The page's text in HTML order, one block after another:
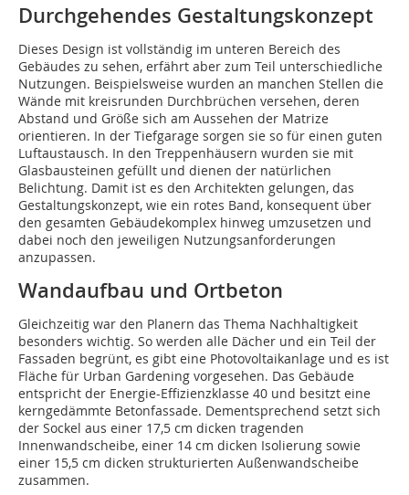
Durchgehendes Gestaltungskonzept
Dieses Design ist vollständig im unteren Bereich des
Gebäudes zu sehen, erfährt aber zum Teil unterschiedliche
Nutzungen. Beispielsweise wurden an manchen Stellen die
Wände mit kreisrunden Durchbrüchen versehen, deren
Abstand und Größe sich am Aussehen der Matrize
orientieren. In der Tiefgarage sorgen sie so für einen guten
Luftaustausch. In den Treppenhäusern wurden sie mit
Glasbausteinen gefüllt und dienen der natürlichen
Belichtung. Damit ist es den Architekten gelungen, das
Gestaltungskonzept, wie ein rotes Band, konsequent über
den gesamten Gebäudekomplex hinweg umzusetzen und
dabei noch den jeweiligen Nutzungsanforderungen
anzupassen.
Wandaufbau und Ortbeton
Gleichzeitig war den Planern das Thema Nachhaltigkeit
besonders wichtig. So werden alle Dächer und ein Teil der
Fassaden begrünt, es gibt eine Photovoltaikanlage und es ist
Fläche für Urban Gardening vorgesehen. Das Gebäude
entspricht der Energie-Effizienzklasse 40 und besitzt eine
kerngedämmte Betonfassade. Dementsprechend setzt sich
der Sockel aus einer 17,5 cm dicken tragenden
Innenwandscheibe, einer 14 cm dicken Isolierung sowie
einer 15,5 cm dicken strukturierten Außenwandscheibe
zusammen.